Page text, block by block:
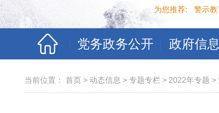
为您推荐: 警示教
党务政务公开 政府信
当前位置： 首页 > 动态信息 > 专题专栏 > 2022年专题 >